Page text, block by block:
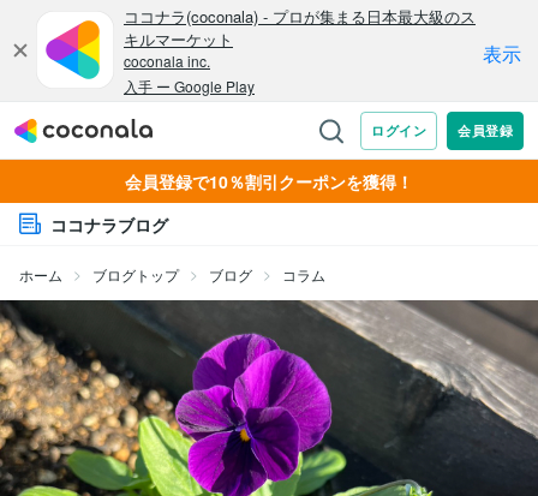
会員登録で10％割引クーポンを獲得！
ココナラブログ
ホーム ブログトップ ブログ コラム